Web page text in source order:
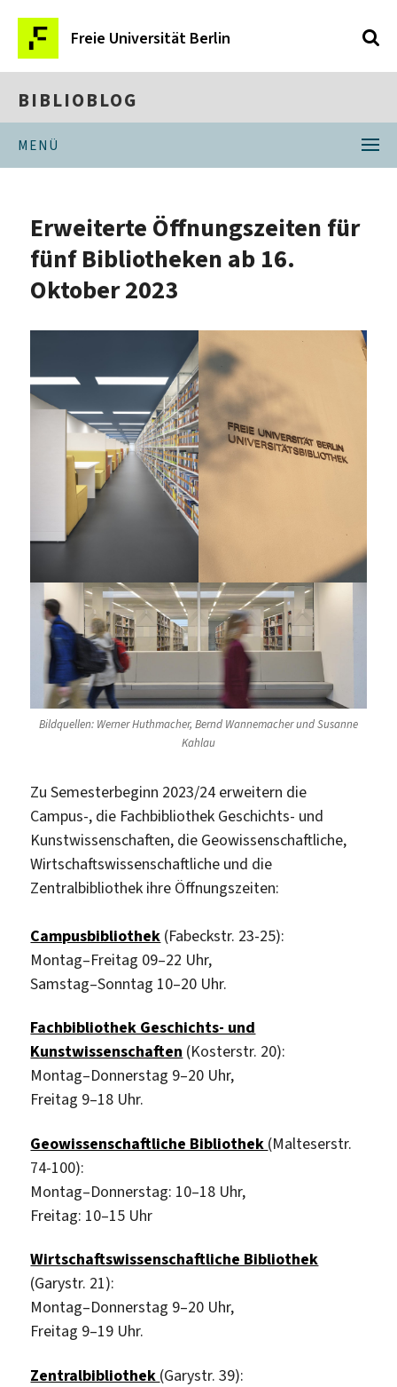
Freie Universität Berlin
BIBLIOBLOG
MENÜ
Erweiterte Öffnungszeiten für
fünf Bibliotheken ab 16.
Oktober 2023
Bildquellen: Werner Huthmacher, Bernd Wannemacher und Susanne
Kahlau
Zu Semesterbeginn 2023/24 erweitern die
Campus-, die Fachbibliothek Geschichts- und
Kunstwissenschaften, die Geowissenschaftliche,
Wirtschaftswissenschaftliche und die
Zentralbibliothek ihre Öffnungszeiten:
Campusbibliothek (Fabeckstr. 23-25):
Montag–Freitag 09–22 Uhr,
Samstag–Sonntag 10–20 Uhr.
Fachbibliothek Geschichts- und
Kunstwissenschaften (Kosterstr. 20):
Montag–Donnerstag 9–20 Uhr,
Freitag 9–18 Uhr.
Geowissenschaftliche Bibliothek (Malteserstr.
74-100):
Montag–Donnerstag: 10–18 Uhr,
Freitag: 10–15 Uhr
Wirtschaftswissenschaftliche Bibliothek
(Garystr. 21):
Montag–Donnerstag 9–20 Uhr,
Freitag 9–19 Uhr.
Zentralbibliothek (Garystr. 39):